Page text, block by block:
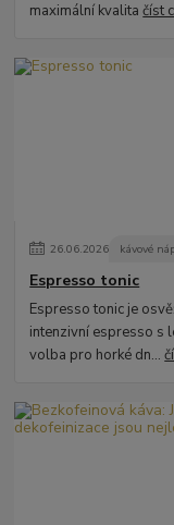
maximální kvalitačíst
26.06.2026 kávové
Espresso tonic
Espresso tonic je
intenzivní espresso s
volba pro horké dn...